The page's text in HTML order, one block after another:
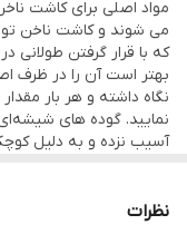
مواد اصلی برای کاشت
می شوند و کاشت ناخن
که با قرار گرفتن
بهتر است آن را در ظرف
نگاه داشته و هر بار
نمایید. گوده های
آسیب نزده و به دلیل
نظرات